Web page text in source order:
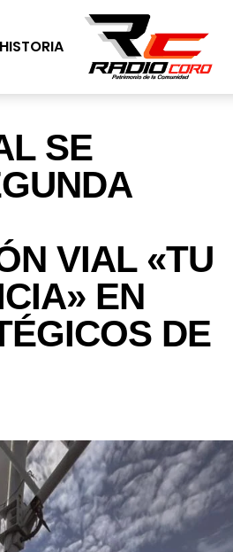
HISTORIA
SE
VIAL «TU
EN
DE